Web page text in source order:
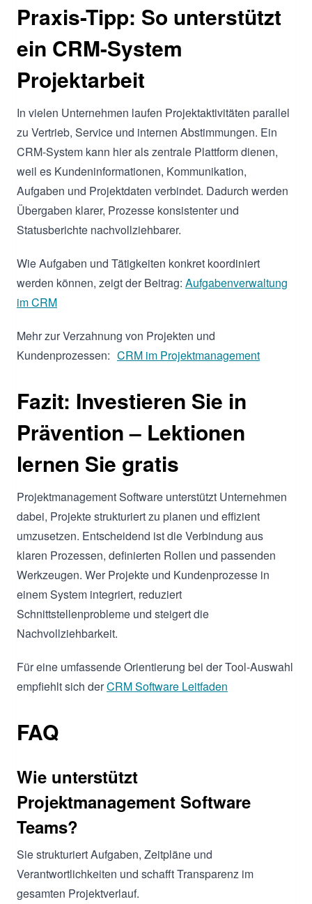
Praxis-Tipp: So unterstützt
ein CRM-System
Projektarbeit
In vielen Unternehmen laufen Projektaktivitäten parallel
zu Vertrieb, Service und internen Abstimmungen. Ein
CRM-System kann hier als zentrale Plattform dienen,
weil es Kundeninformationen, Kommunikation,
Aufgaben und Projektdaten verbindet. Dadurch werden
Übergaben klarer, Prozesse konsistenter und
Statusberichte nachvollziehbarer.
Wie Aufgaben und Tätigkeiten konkret koordiniert
werden können, zeigt der Beitrag: Aufgabenverwaltung
im CRM
Mehr zur Verzahnung von Projekten und
Kundenprozessen: CRM im Projektmanagement
Fazit: Investieren Sie in
Prävention – Lektionen
lernen Sie gratis
Projektmanagement Software unterstützt Unternehmen
dabei, Projekte strukturiert zu planen und effizient
umzusetzen. Entscheidend ist die Verbindung aus
klaren Prozessen, definierten Rollen und passenden
Werkzeugen. Wer Projekte und Kundenprozesse in
einem System integriert, reduziert
Schnittstellenprobleme und steigert die
Nachvollziehbarkeit.
Für eine umfassende Orientierung bei der Tool-Auswahl
empfiehlt sich derCRM Software Leitfaden
FAQ
Wie unterstützt
Projektmanagement Software
Teams?
Sie strukturiert Aufgaben, Zeitpläne und
Verantwortlichkeiten und schafft Transparenz im
gesamten Projektverlauf.